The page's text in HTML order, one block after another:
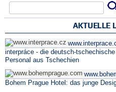
AKTUELLE
interpráce - die deutsch-
Personal aus Tschechien
Bohem Prague Hotel: das junge